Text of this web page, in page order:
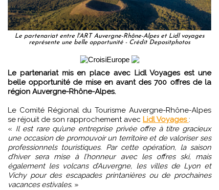
Le partenariat entre l'ART Auvergne-Rhône-Alpes et Lidl voyages
représente une belle opportunité - Crédit Depositphotos
Le partenariat mis en place avec Lidl Voyages est une
belle opportunité de mise en avant des 700 offres de la
région Auvergne-Rhône-Alpes.
Le Comité Régional du Tourisme Auvergne-Rhône-Alpes
se réjouit de son rapprochement avec Lidl Voyages:
« Il est rare qu’une entreprise privée offre à titre gracieux
une occasion de promouvoir un territoire et de valoriser ses
professionnels touristiques. Par cette opération, la saison
d’hiver sera mise à l’honneur avec les offres ski, mais
également les volcans d’Auvergne, les villes de Lyon et
Vichy pour des escapades printanières ou de prochaines
vacances estivales. »